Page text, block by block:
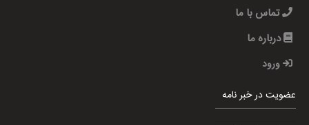
تماس با ما
درباره ما
ورود
عضویت در خبر نامه